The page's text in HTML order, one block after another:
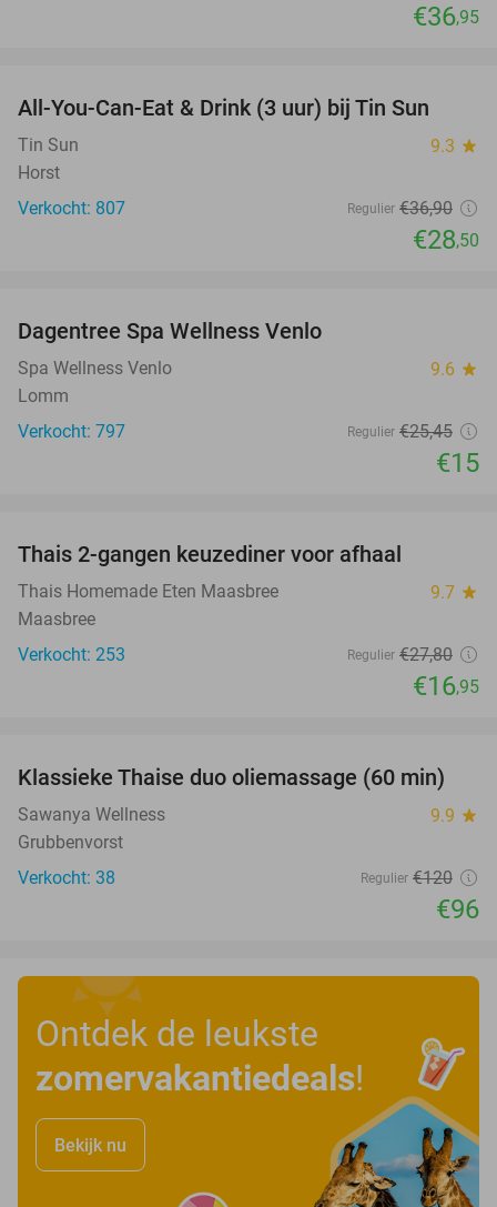
€36,95
All-You-Can-Eat & Drink (3 uur) bij Tin Sun
Tin Sun 9.3 star
Horst
Verkocht: 807
Regulier €36,90
€28,50
Dagentree Spa Wellness Venlo
Spa Wellness Venlo 9.6 star
Lomm
Verkocht: 797
Regulier €25,45
€15
Thais 2-gangen keuzediner voor afhaal
Thais Homemade Eten Maasbree 9.7 star
Maasbree
Verkocht: 253
Regulier €27,80
€16,95
20%
Klassieke Thaise duo oliemassage (60 min)
Sawanya Wellness 9.9 star
Grubbenvorst
Verkocht: 38
Regulier €120
€96
Ontdek de leukste
zomervakantiedeals!
Bekijk nu